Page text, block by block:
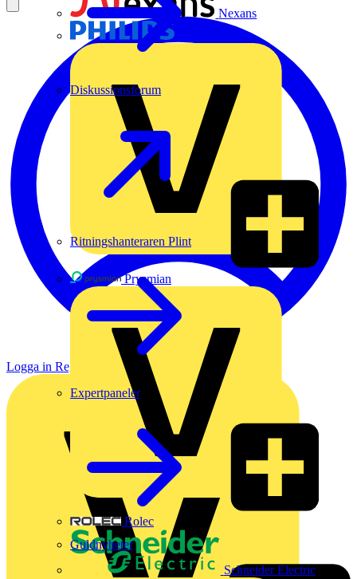
Nexans
Prysmian
Rolec
Schneider Electric
Diskussionsforum
Ritningshanteraren Plint
Expertpaneler
Guldnyheter
Logga in Registrera dig